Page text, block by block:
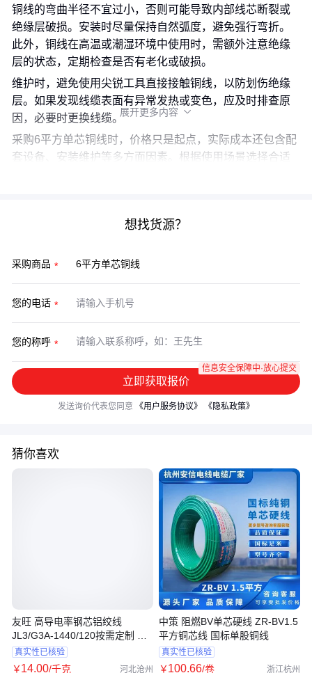
铜线的弯曲半径不宜过小，否则可能导致内部线芯断裂或
绝缘层破损。安装时尽量保持自然弧度，避免强行弯折。
此外，铜线在高温或潮湿环境中使用时，需额外注意绝缘
层的状态，定期检查是否有老化或破损。
维护时，避免使用尖锐工具直接接触铜线，以防划伤绝缘
层。如果发现线缆表面有异常发热或变色，应及时排查原
因，必要时更换线缆。
采购6平方单芯铜线时，价格只是起点，实际成本还包含配
套设备、安装维护等多方面因素。根据使用场景选择合适
展开更多内容 
想找货源？
采购商品
您的电话
您的称呼
立即获取报价
信息安全保障中·放心提交
发送询价代表您同意 《用户服务协议》 《隐私政策》
猜你喜欢
友旺 高导电率钢芯铝绞线
JL3/G3A-1440/120按需定制 原
材料充足
真实性已核验
￥14.00/千克 河北沧州
中策 阻燃BV单芯硬线 ZR-BV1.5
平方铜芯线 国标单股铜线
真实性已核验
￥100.66/卷 浙江杭州